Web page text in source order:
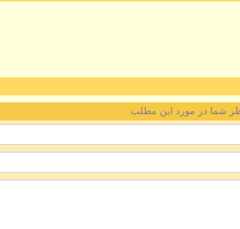
شما در مورد این مطلب